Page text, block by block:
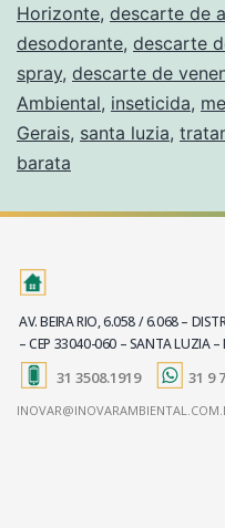
Horizonte, descarte de
desodorante, descarte
spray, descarte de
Ambiental, inseticida,
Gerais, santa luzia,
barata
AV. BEIRA RIO, 6.058 / 6.068 –
– CEP 33040-060 – SANTA LUZIA –
31 3508.1919 31 9